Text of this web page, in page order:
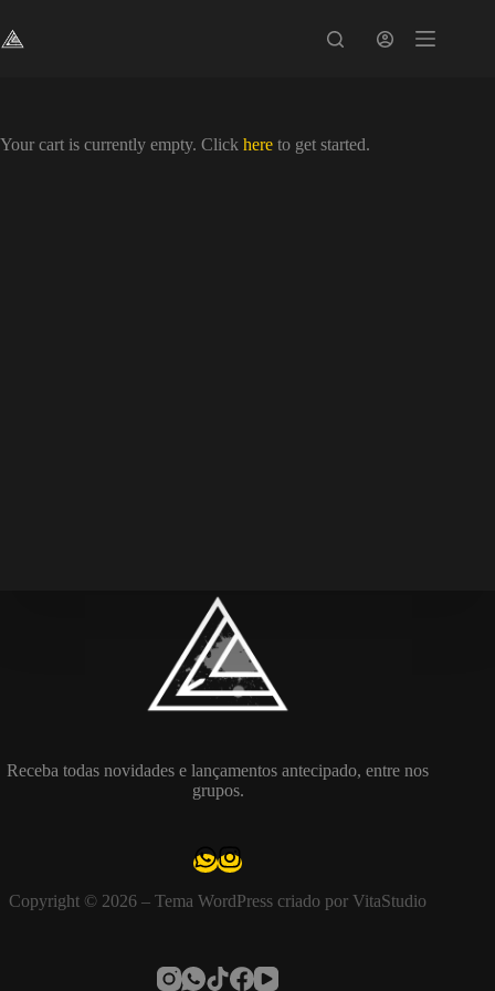
para
o
Your cart is currently empty. Click here to get started.
Receba todas novidades e lançamentos antecipado, entre nos
grupos.
Copyright © 2026 – Tema WordPress criado por VitaStudio